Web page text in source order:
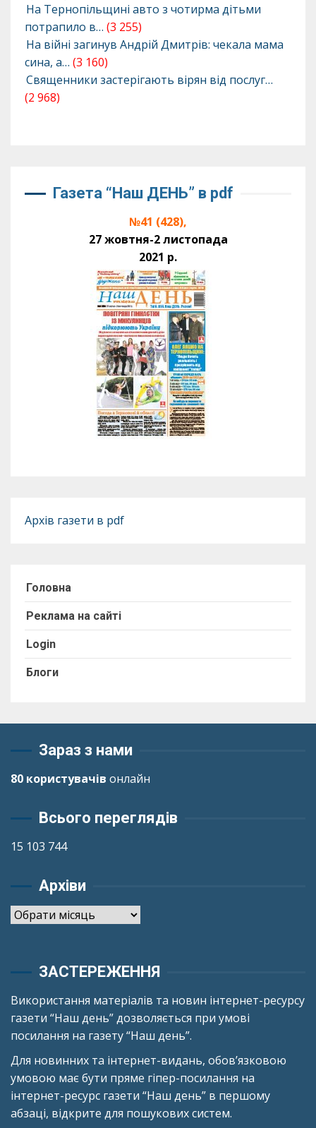
На Тернопільщині авто з чотирма дітьми
потрапило в… (3 255)
На війні загинув Андрій Дмитрів: чекала мама
сина, а… (3 160)
Священники застерігають вірян від послуг…
(2 968)
Газета “Наш ДЕНЬ” в pdf
№41 (428),
27 жовтня-2 листопада
2021 р.
Архів газети в pdf
Головна
Реклама на сайті
Login
Блоги
Зараз з нами
80 користувачів онлайн
Всього переглядів
15 103 744
Архіви
Архіви
ЗАСТЕРЕЖЕННЯ
Використання матеріалів та новин інтернет-ресурсу
газети “Наш день” дозволяється при умові
посилання на газету “Наш день”.
Для новинних та інтернет-видань, обов’язковою
умовою має бути пряме гіпер-посилання на
інтернет-ресурс газети “Наш день” в першому
абзаці, відкрите для пошукових систем.